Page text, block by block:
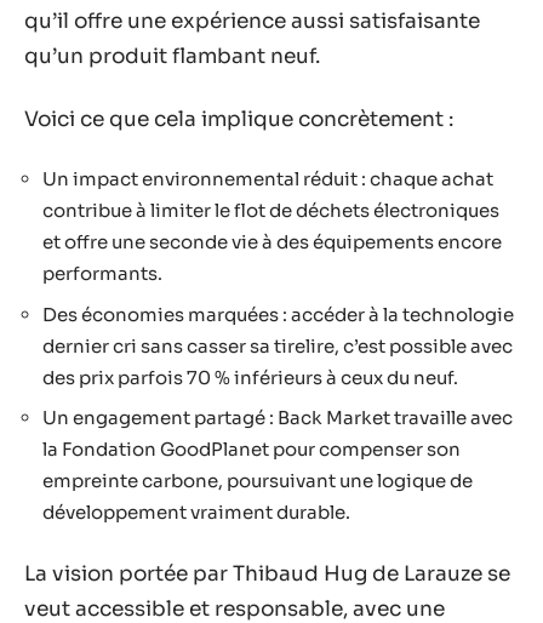
qu’il offre une expérience aussi satisfaisante
qu’un produit flambant neuf.
Voici ce que cela implique concrètement :
Un impact environnemental réduit : chaque achat
contribue à limiter le flot de déchets électroniques
et offre une seconde vie à des équipements encore
performants.
Des économies marquées : accéder à la technologie
dernier cri sans casser sa tirelire, c’est possible avec
des prix parfois 70 % inférieurs à ceux du neuf.
Un engagement partagé : Back Market travaille avec
la Fondation GoodPlanet pour compenser son
empreinte carbone, poursuivant une logique de
développement vraiment durable.
La vision portée par Thibaud Hug de Larauze se
veut accessible et responsable, avec une